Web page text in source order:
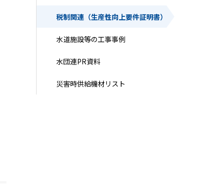
税制関連（生産性向上要件証明書）
水道施設等の工事事例
水団連PR資料
災害時供給機材リスト